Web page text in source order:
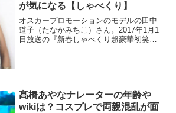
が気になる【しゃべくり】
オスカープロモーションのモデルの田中
道子（たなかみちこ）さん。2017年1月1
日放送の『新春しゃべくり超豪華初笑
髙橋あやなナレーターの年齢や
wikiは？コスプレで両親混乱が面